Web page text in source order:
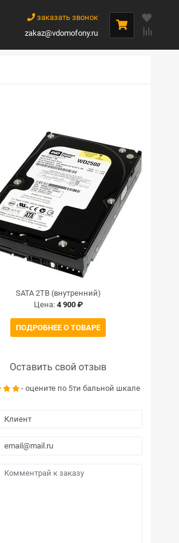
заказать звонок
zakaz@vdomofony.ru
SATA 2TB (внутренний)
Цена: 4 900 ₽
ПОДРОБНЕЕ О ТОВАРЕ
Оставить свой отзыв
- оцените по 5ти бальной шкале